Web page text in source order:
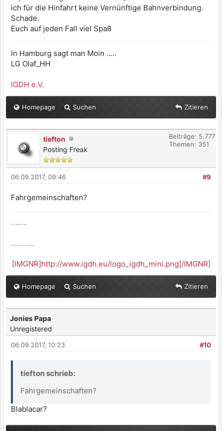
ich für die Hinfahrt keine Vernünftige Bahnverbindung.
Schade.
Euch auf jeden Fall viel Spaß
In Hamburg sagt man Moin .....
LG Olaf_HH
IGDH e.V.
Homepage Suchen Zitieren
tiefton
Posting Freak
Beiträge: 5.777
Themen: 351
#9
06.09.2017, 09:46
Fahrgemeinschaften?
Viele Grüße, Thomas
Es ist genug, wenn es genug ist.
[IMGNR]http://www.igdh.eu/logo_igdh_mini.png[/IMGNR]
Homepage Suchen Zitieren
Jonies Papa
Unregistered
#10
06.09.2017, 10:23
tiefton schrieb:
Fahrgemeinschaften?
Blablacar?